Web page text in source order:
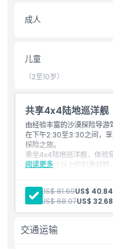
exhilarating dune
Book your Combo Deal
seamlessly blends the
Adventure with the
Desert Safari—an
to be captivated by
of the desert
buffet dinner, all in one
包含项
成人
儿童
（2至10岁）
共享4x4陆地巡洋舰
由经验丰富的沙漠探险导游
在下午2:30至3:30之间，
探险之旅。
乘坐4x4陆地巡洋舰，体验
体验红色沙丘上的刺激越野
享受海娜纹身、骑骆驼和穿
享用含素食和非素食选项的
无限供应水、茶、咖啡和软
观看现场表演，包括：纺纱
营地设有方便的洗手间设施。
可根据要求体验滑沙板，乐
阅读更多
成人: US$ 81.69US$ 40.84
儿童:
US$ 68.07US$ 32.68
交通运输